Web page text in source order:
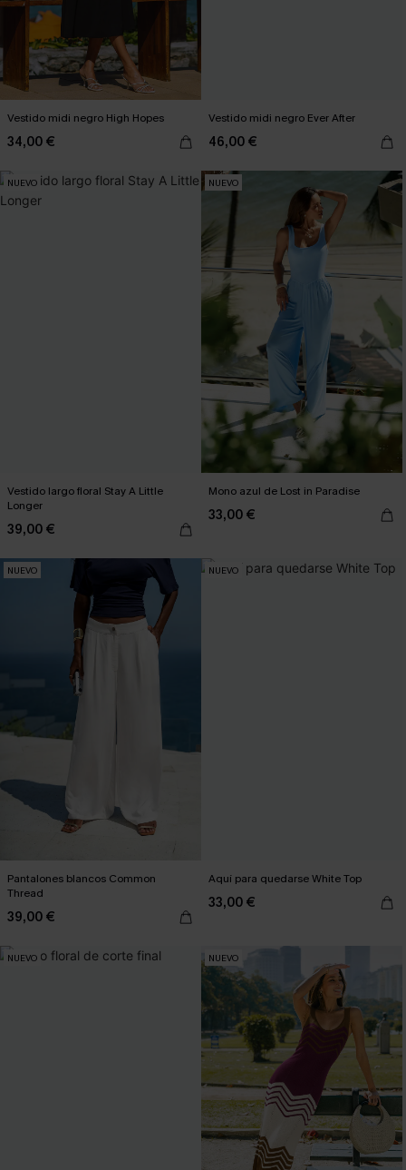
Vestido midi negro High Hopes
34,00 €
Vestido midi negro Ever After
46,00 €
NUEVO
Vestido largo floral Stay A Little
Longer
39,00 €
NUEVO
Mono azul de Lost in Paradise
33,00 €
NUEVO
Pantalones blancos Common
Thread
39,00 €
NUEVO
Aquí para quedarse White Top
33,00 €
NUEVO NUEVO